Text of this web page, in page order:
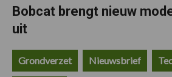
Bobcat brengt nieuw
uit
Grondverzet Nieuwsbrief